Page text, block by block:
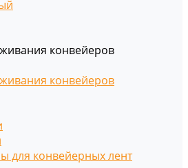
конвейеров
конвейеров
для конвейерных лент